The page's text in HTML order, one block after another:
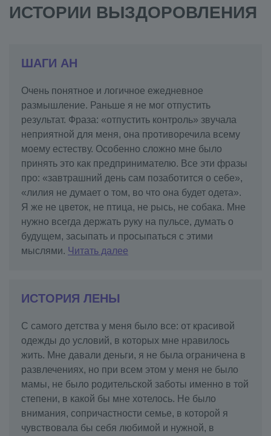
ИСТОРИИ ВЫЗДОРОВЛЕНИЯ
ШАГИ АН
Очень понятное и логичное ежедневное
размышление. Раньше я не мог отпустить
результат. Фраза: «отпустить контроль» звучала
неприятной для меня, она противоречила всему
моему естеству. Особенно сложно мне было
принять это как предпринимателю. Все эти фразы
про: «завтрашний день сам позаботится о себе»,
«лилия не думает о том, во что она будет одета».
Я же не цветок, не птица, не рысь, не собака. Мне
нужно всегда держать руку на пульсе, думать о
будущем, засыпать и просыпаться с этими
мыслями. Читать далее
ИСТОРИЯ ЛЕНЫ
С самого детства у меня было все: от красивой
одежды до условий, в которых мне нравилось
жить. Мне давали деньги, я не была ограничена в
развлечениях, но при всем этом у меня не было
мамы, не было родительской заботы именно в той
степени, в какой бы мне хотелось. Не было
внимания, сопричастности семье, в которой я
чувствовала бы себя любимой и нужной, в